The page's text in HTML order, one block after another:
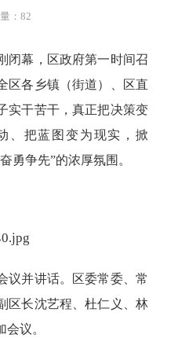
： 82
幕，区政府第一时间召
区各乡镇（街道）、区直
实干苦干，真正把决策变
、把蓝图变为现实，掀
勇争先”的浓厚氛围。
并讲话。区委常委、常
区长沈艺程、杜仁义、林
议。